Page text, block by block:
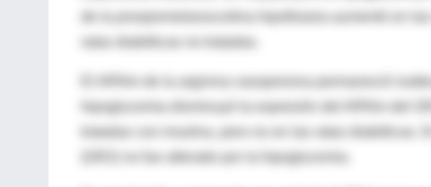
El ARNm de la arginina vasopresina permaneció
hipoglucemia disminuyó la expresión del ARNm del
(GR2) no fue alterado por la hipoglucemia.